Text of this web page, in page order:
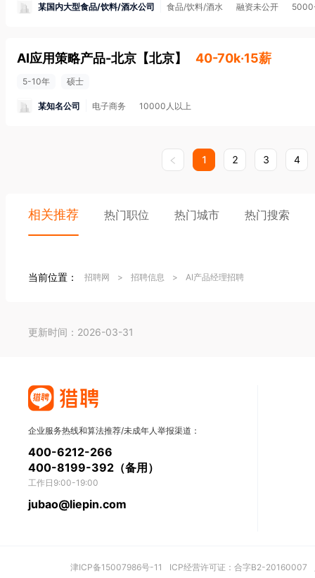
某国内大型食品/饮料/酒水公司 食品/饮料/酒水 融资未公开
AI应用策略产品-北京 【北京】 40-70k·15薪
5-10年 硕士
某知名公司 电子商务 10000人以上
1 2 3 4
相关推荐 热门职位 热门城市 热门搜索
当前位置： 招聘网 > 招聘信息 > AI产品经理招聘
更新时间：2026-03-31